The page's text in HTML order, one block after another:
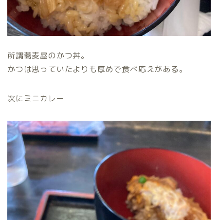
所謂蕎麦屋のかつ丼。
かつは思っていたよりも厚めで食べ応えがある。
次にミニカレー